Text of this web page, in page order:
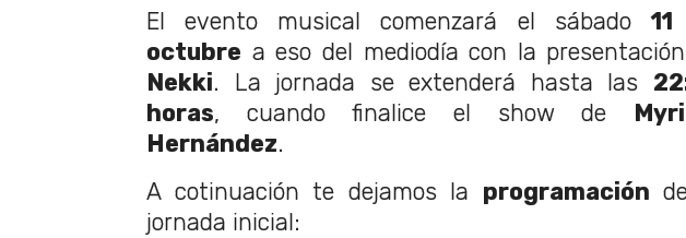
El evento musical comenzará el sábado
octubre a eso del mediodía con la
Nekki. La jornada se extenderá hasta las
horas, cuando finalice el show de
Hernández.
A cotinuación te dejamos la programación
jornada inicial: